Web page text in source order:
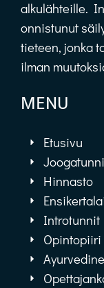
alkulähteille.
onnistunut
tieteen, jonka
ilman
MENU
Etusivu
Hinnasto
Introtunnit
Opintopiiri